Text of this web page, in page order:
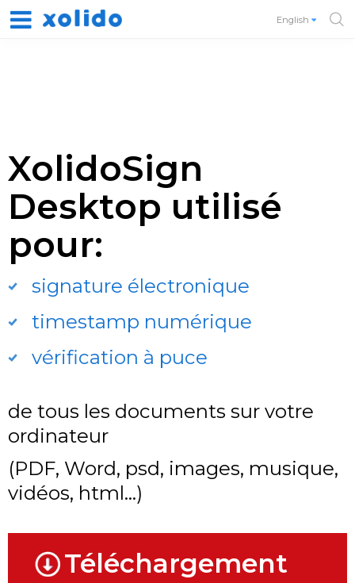
English
XolidoSign
Desktop utilisé
pour:
signature électronique
timestamp numérique
vérification à puce
de tous les documents sur votre
ordinateur
(PDF, Word, psd, images, musique,
vidéos, html...)
Téléchargement